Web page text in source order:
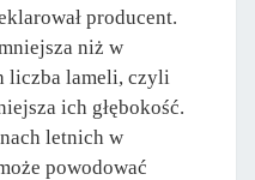
producent.
niż w
liczba lameli, czyli
ich głębokość.
letnich w
powodować